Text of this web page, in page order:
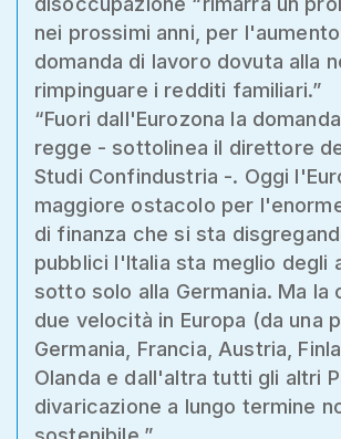
nei prossimi anni, per
domanda di lavoro dovuta alla
rimpinguare i redditi familiari.”
“Fuori dall'Eurozona la
regge - sottolinea il direttore
Studi Confindustria -. Oggi
maggiore ostacolo per
di finanza che si sta
pubblici l'Italia sta meglio degli
sotto solo alla Germania. Ma la
due velocità in Europa (da una
Germania, Francia, Austria,
Olanda e dall'altra tutti gli altri
divaricazione a lungo termine